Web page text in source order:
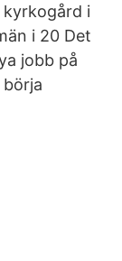
i
i 20 Det
jobb på